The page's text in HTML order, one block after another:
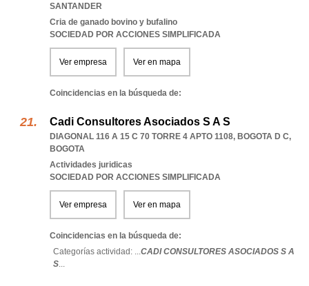
SANTANDER
Cria de ganado bovino y bufalino
SOCIEDAD POR ACCIONES SIMPLIFICADA
Ver empresa Ver en mapa
Coincidencias en la búsqueda de:
Cadi Consultores Asociados S A S
DIAGONAL 116 A 15 C 70 TORRE 4 APTO 1108, BOGOTA D C,
BOGOTA
Actividades juridicas
SOCIEDAD POR ACCIONES SIMPLIFICADA
Ver empresa Ver en mapa
Coincidencias en la búsqueda de:
Categorías actividad: ...CADI CONSULTORES ASOCIADOS S A
S...